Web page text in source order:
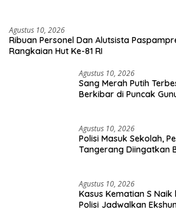
Agustus 10, 2026
Ribuan Personel Dan Alutsista
Rangkaian Hut Ke-81 RI
Agustus 10, 2026
Sang Merah Putih
Berkibar di Puncak
Agustus 10, 2026
Polisi Masuk Sekolah,
Tangerang Diingatkan
Agustus 10, 2026
Kasus Kematian S
Polisi Jadwalkan